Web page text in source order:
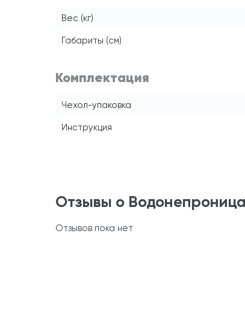
Вес (кг)
Габариты (см)
Комплектация
Чехол-упаковка
Инструкция
Отзывы о
Отзывов пока нет